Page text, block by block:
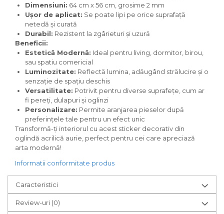
Dimensiuni: 64 cm x 56 cm, grosime 2 mm
Ușor de aplicat: Se poate lipi pe orice suprafață
netedă și curată
Durabil: Rezistent la zgârieturi și uzură
Beneficii:
Estetică Modernă: Ideal pentru living, dormitor, birou,
sau spatiu comericial
Luminozitate: Reflectă lumina, adăugând strălucire și o
senzație de spațiu deschis
Versatilitate: Potrivit pentru diverse suprafețe, cum ar
fi pereți, dulapuri și oglinzi
Personalizare: Permite aranjarea pieselor după
preferințele tale pentru un efect unic
Transformă-ți interiorul cu acest sticker decorativ din
oglindă acrilică aurie, perfect pentru cei care apreciază
arta modernă!
Informatii conformitate produs
Caracteristici
Review-uri (0)